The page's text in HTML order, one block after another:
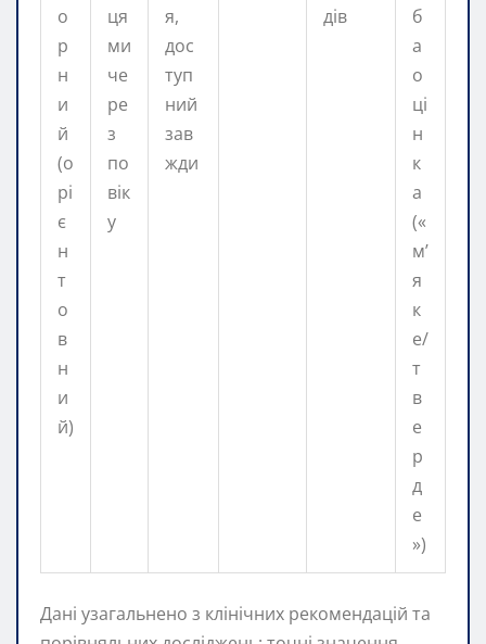
о
р
н
и
й
(о
рі
є
н
т
о
в
н
и
й)
ця
ми
че
ре
з
по
вік
у
я,
дос
туп
ний
зав
жди
дів
б
а
о
ці
н
к
а
(«
м’
я
к
е/
т
в
е
р
д
е
»)
Дані узагальнено з клінічних рекомендацій та